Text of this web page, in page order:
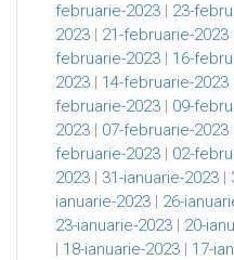
februarie-2023 | 23-
2023 | 21-februarie-2023
februarie-2023 | 16-
2023 | 14-februarie-2023
februarie-2023 | 09-
2023 | 07-februarie-2023
februarie-2023 | 02-
2023 | 31-ianuarie-2023 |
ianuarie-2023 | 26-
23-ianuarie-2023 | 20-
| 18-ianuarie-2023 | 17-